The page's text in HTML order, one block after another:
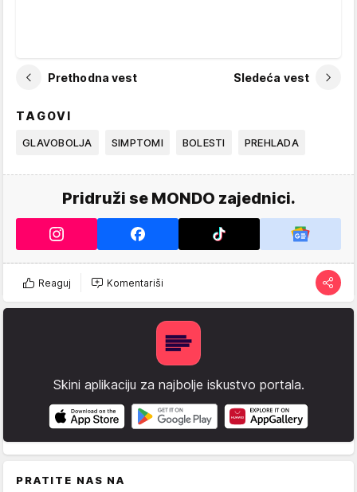
Prethodna vest Sledeća vest
TAGOVI
GLAVOBOLJA SIMPTOMI BOLESTI PREHLADA
Pridruži se MONDO zajednici.
Reaguj Komentariši
Skini aplikaciju za najbolje iskustvo portala.
PRATITE NAS NA